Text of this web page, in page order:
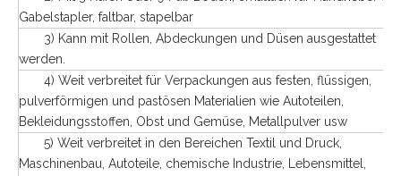
Gabelstapler, faltbar, stapelbar
3) Kann mit Rollen, Abdeckungen und Düsen ausgestattet
werden.
4) Weit verbreitet für Verpackungen aus festen, flüssigen,
pulverförmigen und pastösen Materialien wie Autoteilen,
Bekleidungsstoffen, Obst und Gemüse, Metallpulver usw
5) Weit verbreitet in den Bereichen Textil und Druck,
Maschinenbau, Autoteile, chemische Industrie, Lebensmittel,